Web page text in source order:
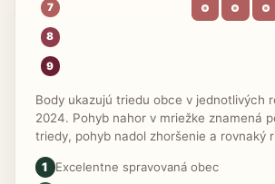
7
8
9
Body ukazujú triedu obce v jednotlivých
2024. Pohyb nahor v mriežke znamená
triedy, pohyb nadol zhoršenie a rovnaký
1 Excelentne spravovaná obec